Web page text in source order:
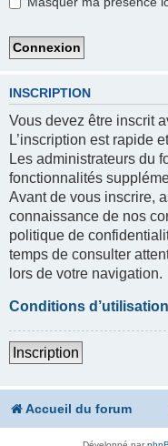
INSCRIPTION
Vous devez être inscrit
L’inscription est rapide
Les administrateurs du
fonctionnalités
Avant de vous inscrire,
connaissance de nos
politique de
temps de consulter
lors de votre navigation.
Conditions d’utilisation
Inscription
Accueil du forum